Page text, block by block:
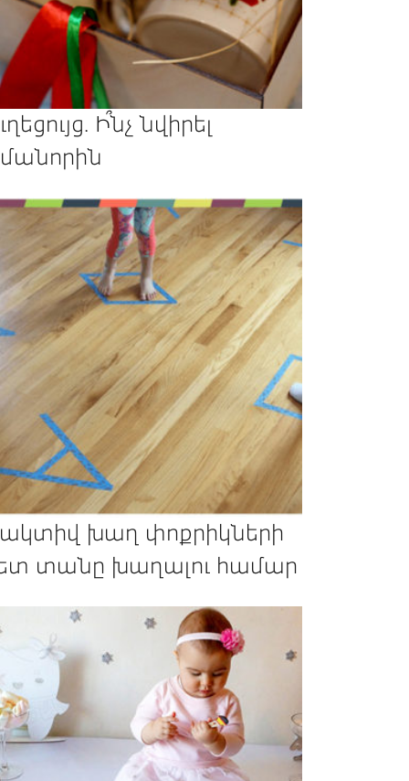
Ի՞նչ նվիրել
ակտիվ խաղ փոքրիկների
տանը խաղալու համար